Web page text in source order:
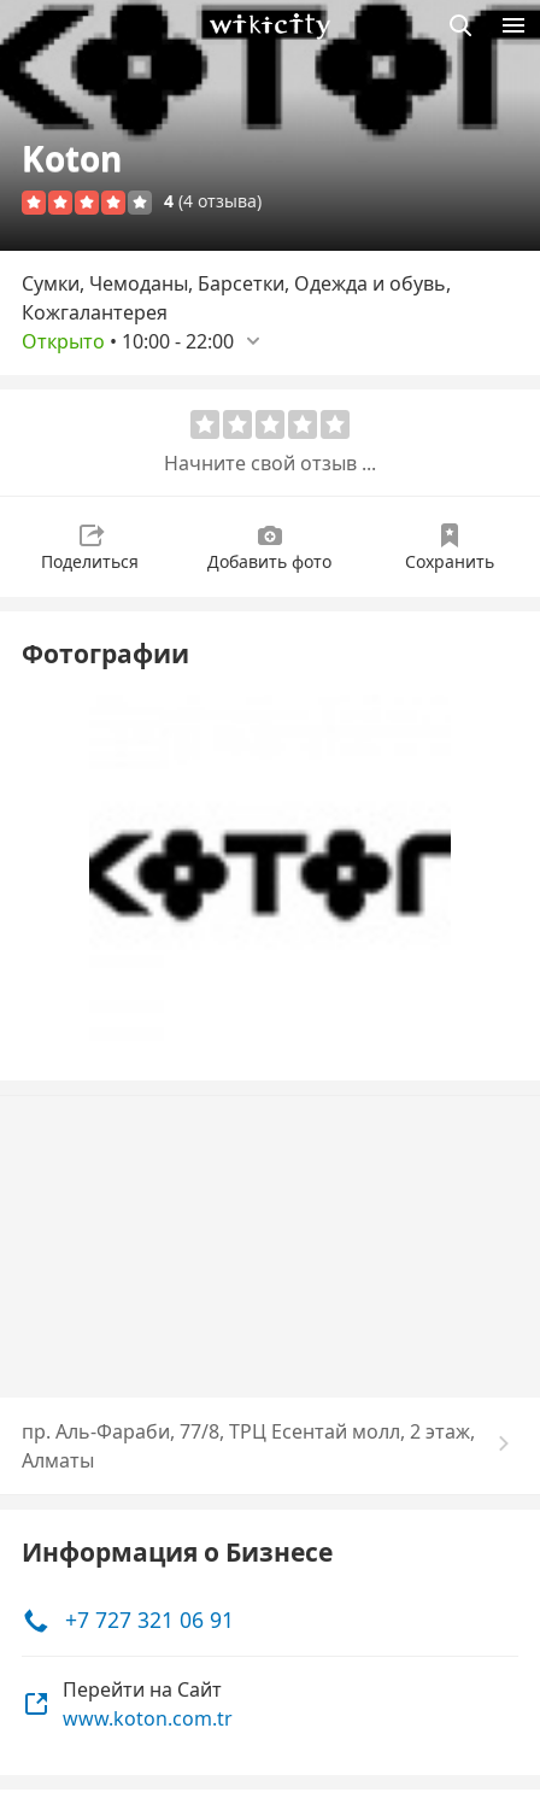
Викисити
Koton
4 (4 отзыва)
Сумки, Чемоданы, Барсетки, Одежда и обувь,
Кожгалантерея
Открыто • 10:00-22:00
Начните свой отзыв ...
Поделиться Добавить фото Сохранить
Фотографии
пр. Аль-Фараби, 77/8, ТРЦ Есентай молл, 2 этаж,
Алматы
Информация о Бизнесе
+7 727 321 06 91
Перейти на Сайт
www.koton.com.tr